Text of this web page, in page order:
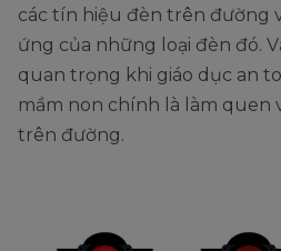
các tín hiệu đèn trên đường
ứng của những loại đèn đó.
quan trọng khi giáo dục an
mầm non chính là làm quen
trên đường.